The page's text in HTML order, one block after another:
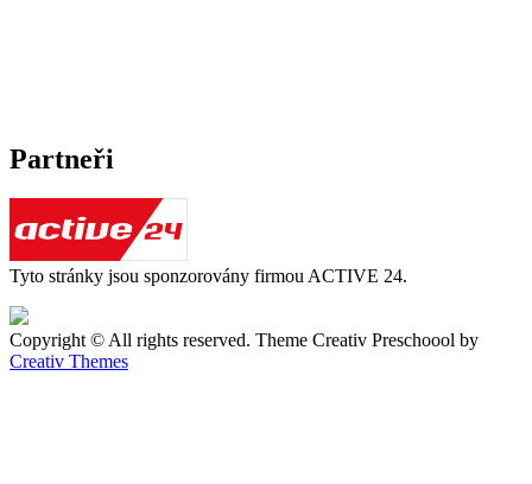
Partneři
Tyto stránky jsou sponzorovány firmou ACTIVE 24.
Copyright © All rights reserved. Theme Creativ Preschoool by
Creativ Themes